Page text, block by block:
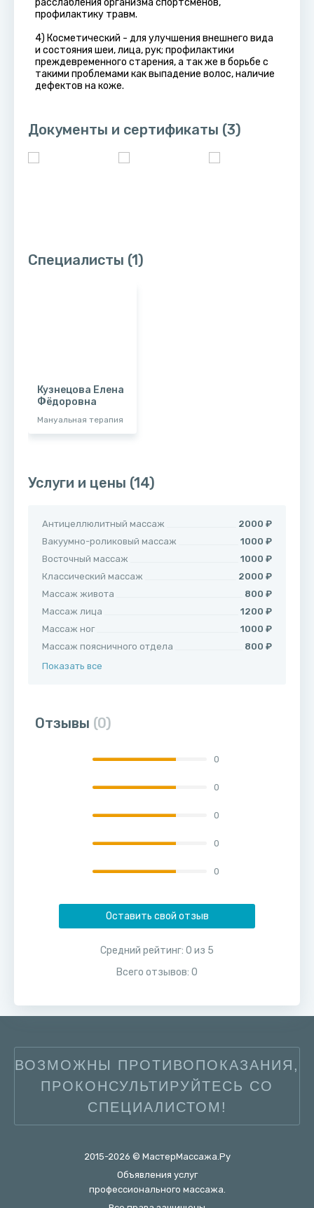
расслабления организма спортсменов,
профилактику травм.
4) Косметический - для улучшения внешнего вида
и состояния шеи, лица, рук; профилактики
преждевременного старения, а так же в борьбе с
такими проблемами как выпадение волос, наличие
дефектов на коже.
Документы и сертификаты (3)
Специалисты (1)
Кузнецова Елена
Фёдоровна
Мануальная терапия
Услуги и цены (14)
Антицеллюлитный массаж
2000 ₽
Вакуумно-роликовый массаж
1000 ₽
Восточный массаж
1000 ₽
Классический массаж
2000 ₽
Массаж живота
800 ₽
Массаж лица
1200 ₽
Массаж ног
1000 ₽
Массаж поясничного отдела
800 ₽
Показать все
Отзывы (0)
0
0
0
0
0
Оставить свой отзыв
Средний рейтинг: 0 из 5
Всего отзывов: 0
ВОЗМОЖНЫ ПРОТИВОПОКАЗАНИЯ,
ПРОКОНСУЛЬТИРУЙТЕСЬ СО
СПЕЦИАЛИСТОМ!
2015-2026 © МастерМассажа.Ру
Объявления услуг
профессионального массажа.